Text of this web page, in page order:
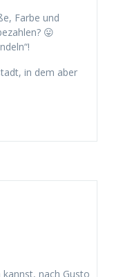
Farbe und
😛
in dem aber
nach Gusto